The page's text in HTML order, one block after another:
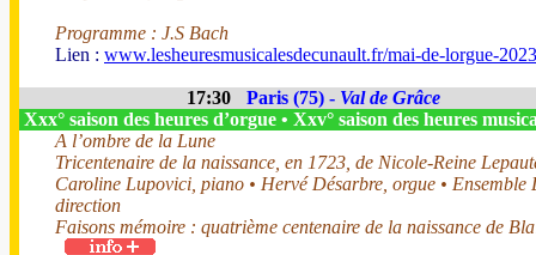
Programme : J.S Bach
Lien : www.lesheuresmusicalesdecunault.fr/mai-de-lorgue-
17:30 Paris (75) - Val de Grâce
Xxx° saison des heures d’orgue • Xxv° saison des heures
A l’ombre de la Lune
Tricentenaire de la naissance, en 1723, de Nicole-Reine
Caroline Lupovici, piano • Hervé Désarbre, orgue • Ensemble
direction
Faisons mémoire : quatrième centenaire de la naissance de